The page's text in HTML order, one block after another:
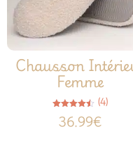
Chausson
Femme
4.50
sur 5
(4)
36.99€